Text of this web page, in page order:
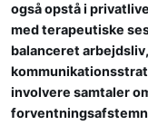
også opstå i
med terapeutiske
balanceret
involvere samtaler